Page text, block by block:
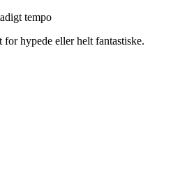
tempo
hypede eller helt fantastiske.